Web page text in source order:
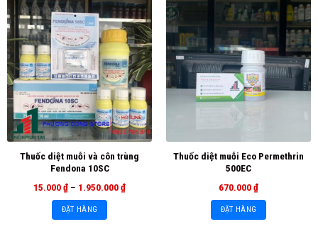
Thuốc diệt muỗi và côn trùng
Fendona 10SC
15.000₫ – 1.950.000₫
ĐẶT HÀNG
Thuốc diệt muỗi Eco Permethrin
500EC
670.000₫
ĐẶT HÀNG